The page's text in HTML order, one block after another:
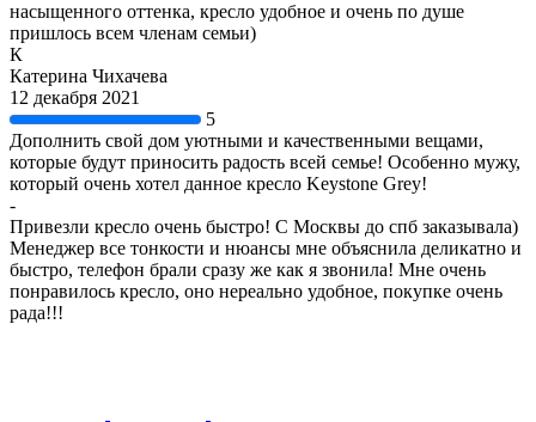
насыщенного оттенка, кресло удобное и очень по душе
пришлось всем членам семьи)
К
Катерина Чихачева
12 декабря 2021
5
Дополнить свой дом уютными и качественными вещами,
которые будут приносить радость всей семье! Особенно мужу,
который очень хотел данное кресло Keystone Grey!
-
Привезли кресло очень быстро! С Москвы до спб заказывала)
Менеджер все тонкости и нюансы мне объяснила деликатно и
быстро, телефон брали сразу же как я звонила! Мне очень
понравилось кресло, оно нереально удобное, покупке очень
рада!!!